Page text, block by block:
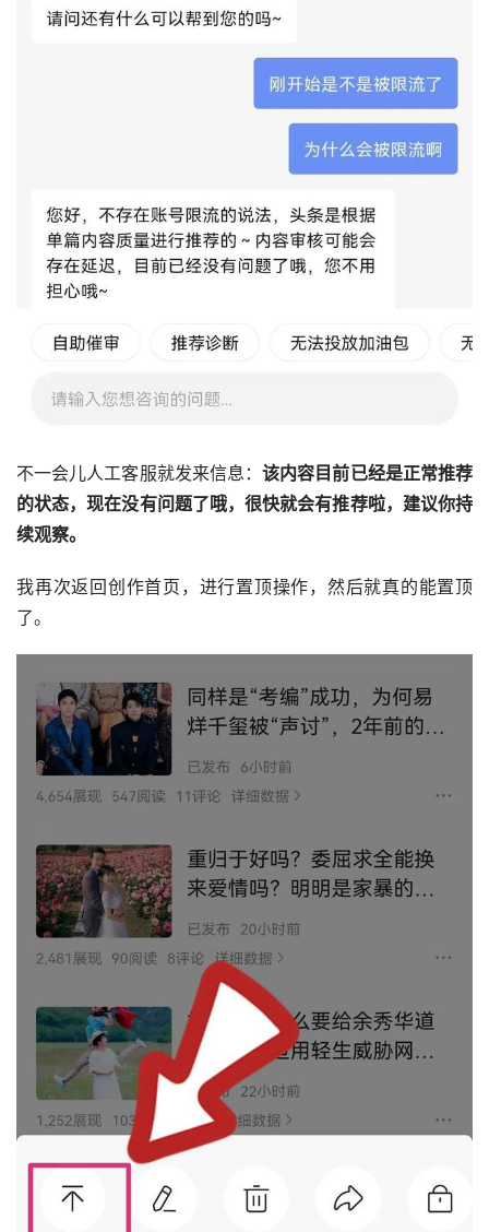
不一会儿人工客服就发来信息：该内容目前已经是正常推荐
的状态，现在没有问题了哦，很快就会有推荐啦，建议你持
续观察。
我再次返回创作首页，进行置顶操作，然后就真的能置顶
了。